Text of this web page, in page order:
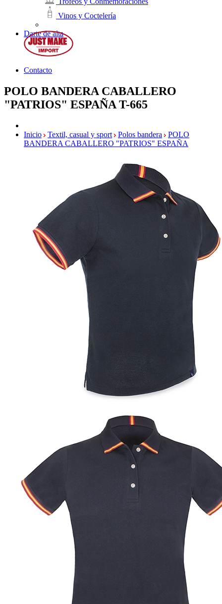
Vinos y Coctelería
Darte de alta
Contacto
POLO BANDERA CABALLERO
"PATRIOS" ESPAÑA T-665
Inicio Textil, casual y sport Polos bandera
POLO
BANDERA CABALLERO "PATRIOS" ESPAÑA